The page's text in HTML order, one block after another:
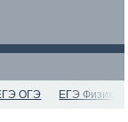
ОГЭ ЕГЭ Физика